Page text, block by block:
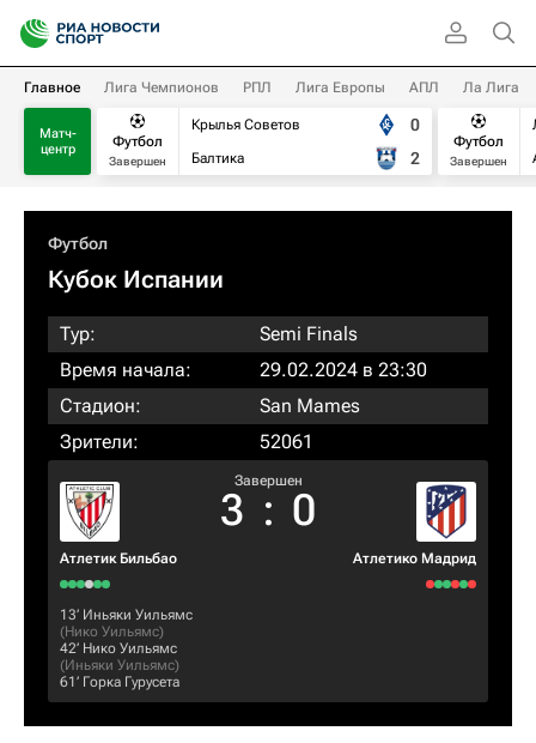
Главное Лига Чемпионов РПЛ Лига Европы АПЛ Ла Лига
Матч-
центр
Футбол
Завершен
Крылья Советов
Балтика
0
2
Футбол
Завершен
Футбол
Кубок Испании
Тур:
Semi Finals
Время начала:
29.02.2024 в 23:30
Стадион:
San Mames
Зрители:
52061
Атлетик Бильбао
Завершен
3 : 0
Атлетико Мадрид
13‎’‎ Иньяки Уильямс
(Нико Уильямс)
42‎’‎ Нико Уильямс
(Иньяки Уильямс)
61‎’‎ Горка Гурусета